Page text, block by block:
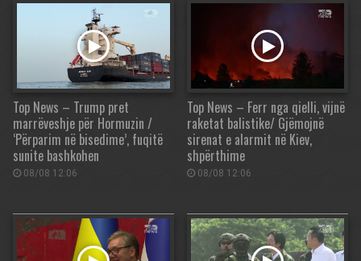
Top News – Trump pret
marrëveshje për Hormuzin /
‘Përparim në bisedime’, fuqitë
sunite bashkohen
08/08 12:06
Top News – Ferr nga qielli, vijnë
raketat balistike/ Gjëmojnë
sirenat e alarmit në Kiev,
shpërthime
08/08 12:06